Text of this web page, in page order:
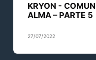
KRYON -
ALMA – PARTE 5
27/07/2022